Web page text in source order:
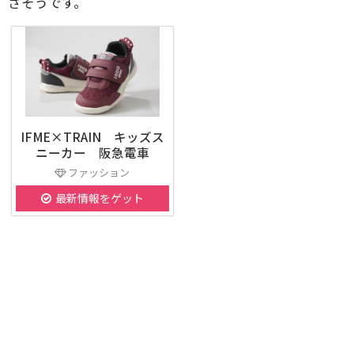
IFME×TRAIN キッズス
ニーカー 阪急電車
ファッション
最新情報をゲット